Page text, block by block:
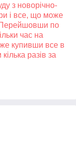
з новорічно-
і все, що може
Перейшовши по
час на
купивши все в
разів за